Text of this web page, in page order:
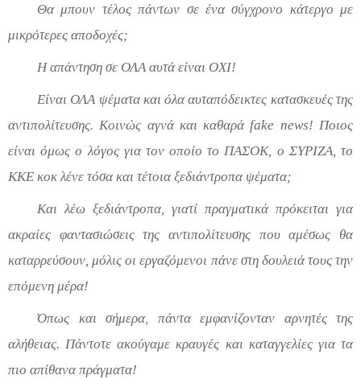
Θα μπουν τέλος πάντων σε ένα σύγχρονο κάτεργο με
μικρότερες αποδοχές;
Η απάντηση σε ΟΛΑ αυτά είναι ΟΧΙ!
Είναι ΟΛΑ ψέματα και όλα αυταπόδεικτες κατασκευές της
αντιπολίτευσης. Κοινώς αγνά και καθαρά fake news! Ποιος
είναι όμως ο λόγος για τον οποίο το ΠΑΣΟΚ, ο ΣΥΡΙΖΑ, το
ΚΚΕ κοκ λένε τόσα και τέτοια ξεδιάντροπα ψέματα;
Και λέω ξεδιάντροπα, γιατί πραγματικά πρόκειται για
ακραίες φαντασιώσεις της αντιπολίτευσης που αμέσως θα
καταρρεύσουν, μόλις οι εργαζόμενοι πάνε στη δουλειά τους την
επόμενη μέρα!
Όπως και σήμερα, πάντα εμφανίζονταν αρνητές της
αλήθειας. Πάντοτε ακούγαμε κραυγές και καταγγελίες για τα
πιο απίθανα πράγματα!